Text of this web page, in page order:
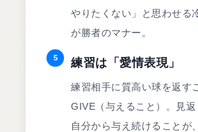
やりたくない」と思わせる
が勝者のマナー。
5 練習は「愛情表現」
練習相手に質高い球を返す
GIVE（与えること）。見返
自分から与え続けることが